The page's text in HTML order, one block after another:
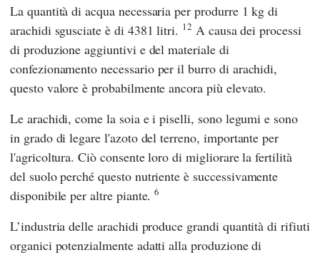
La quantità di acqua necessaria per produrre 1 kg di
arachidi sgusciate è di 4381 litri. 12 A causa dei processi
di produzione aggiuntivi e del materiale di
confezionamento necessario per il burro di arachidi,
questo valore è probabilmente ancora più elevato.
Le arachidi, come la soia e i piselli, sono legumi e sono
in grado di legare l'azoto del terreno, importante per
l'agricoltura. Ciò consente loro di migliorare la fertilità
del suolo perché questo nutriente è successivamente
disponibile per altre piante.6
L’industria delle arachidi produce grandi quantità di rifiuti
organici potenzialmente adatti alla produzione di